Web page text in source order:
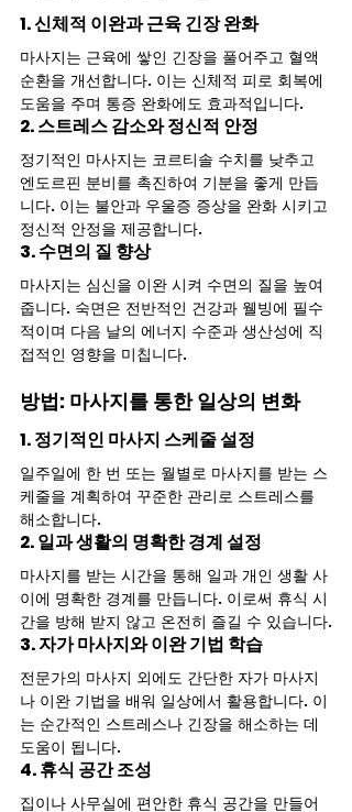
1. 신체적 이완과 근육 긴장 완화
마사지는 근육에 쌓인 긴장을 풀어주고 혈액
순환을 개선합니다. 이는 신체적 피로 회복에
도움을 주며 통증 완화에도 효과적입니다.
2. 스트레스 감소와 정신적 안정
정기적인 마사지는 코르티솔 수치를 낮추고
엔도르핀 분비를 촉진하여 기분을 좋게 만듭
니다. 이는 불안과 우울증 증상을 완화 시키고
정신적 안정을 제공합니다.
3. 수면의 질 향상
마사지는 심신을 이완 시켜 수면의 질을 높여
줍니다. 숙면은 전반적인 건강과 웰빙에 필수
적이며 다음 날의 에너지 수준과 생산성에 직
접적인 영향을 미칩니다.
방법: 마사지를 통한 일상의 변화
1. 정기적인 마사지 스케줄 설정
일주일에 한 번 또는 월별로 마사지를 받는 스
케줄을 계획하여 꾸준한 관리로 스트레스를
해소합니다.
2. 일과 생활의 명확한 경계 설정
마사지를 받는 시간을 통해 일과 개인 생활 사
이에 명확한 경계를 만듭니다. 이로써 휴식 시
간을 방해 받지 않고 온전히 즐길 수 있습니다.
3. 자가 마사지와 이완 기법 학습
전문가의 마사지 외에도 간단한 자가 마사지
나 이완 기법을 배워 일상에서 활용합니다. 이
는 순간적인 스트레스나 긴장을 해소하는 데
도움이 됩니다.
4. 휴식 공간 조성
집이나 사무실에 편안한 휴식 공간을 만들어